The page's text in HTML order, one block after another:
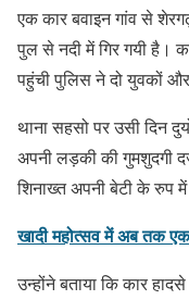
एक कार बवाइन गांव से
पुल से नदी में गिर गयी है।
पहुंची पुलिस ने दो युवकों
थाना सहसो पर उसी दिन
अपनी लड़की की गुमशुदगी
शिनाख्त अपनी बेटी के रुप
खादी महोत्सव में अब तक
उन्होंने बताया कि कार